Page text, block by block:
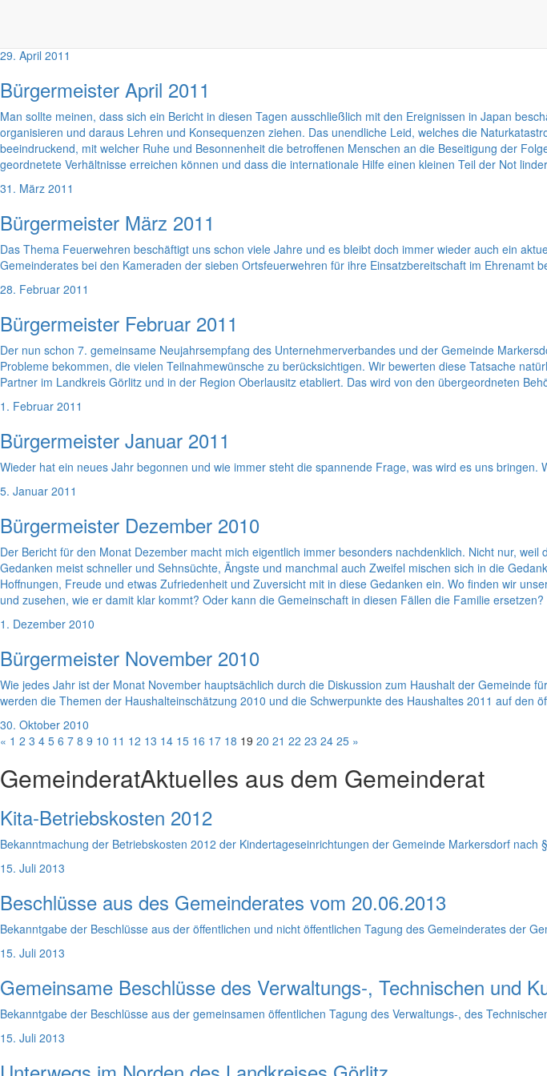
Strategische Überlegungen zur Entwicklung der Großgemeinde Markersdorf in den nächsten 10 bis 15
rückt. Vor der Gemeinde steht die schwierige Aufgabe, auf Basis eigener klarer Analysen und unter
29. April 2011
Bürgermeister April 2011
Man sollte meinen, dass sich ein Bericht in diesen Tagen ausschließlich mit den Ereignissen in Japan
organisieren und daraus Lehren und Konsequenzen ziehen. Das unendliche Leid, welches die
beeindruckend, mit welcher Ruhe und Besonnenheit die betroffenen Menschen an die Beseitigung der
geordnetete Verhältnisse erreichen können und dass die internationale Hilfe einen kleinen Teil der Not
31. März 2011
Bürgermeister März 2011
Das Thema Feuerwehren beschäftigt uns schon viele Jahre und es bleibt doch immer wieder auch ein
Gemeinderates bei den Kameraden der sieben Ortsfeuerwehren für ihre Einsatzbereitschaft im Ehrenamt
28. Februar 2011
Bürgermeister Februar 2011
Der nun schon 7. gemeinsame Neujahrsempfang des Unternehmerverbandes und der Gemeinde
Probleme bekommen, die vielen Teilnahmewünsche zu berücksichtigen. Wir bewerten diese Tatsache
Partner im Landkreis Görlitz und in der Region Oberlausitz etabliert. Das wird von den übergeordneten
1. Februar 2011
Bürgermeister Januar 2011
Wieder hat ein neues Jahr begonnen und wie immer steht die spannende Frage, was wird es uns
5. Januar 2011
Bürgermeister Dezember 2010
Der Bericht für den Monat Dezember macht mich eigentlich immer besonders nachdenklich. Nicht nur,
Gedanken meist schneller und Sehnsüchte, Ängste und manchmal auch Zweifel mischen sich in die
Hoffnungen, Freude und etwas Zufriedenheit und Zuversicht mit in diese Gedanken ein. Wo finden wir
und zusehen, wie er damit klar kommt? Oder kann die Gemeinschaft in diesen Fällen die Familie ersetzen?
1. Dezember 2010
Bürgermeister November 2010
Wie jedes Jahr ist der Monat November hauptsächlich durch die Diskussion zum Haushalt der Gemeinde
werden die Themen der Haushalteinschätzung 2010 und die Schwerpunkte des Haushaltes 2011 auf den
30. Oktober 2010
« 1 2 3 4 5 6 7 8 9 10 11 12 13 14 15 16 17 18 19 20 21 22 23 24 25 »
GemeinderatAktuelles aus dem Gemeinderat
Kita-Betriebskosten 2012
Bekanntmachung der Betriebskosten 2012 der Kindertageseinrichtungen der Gemeinde Markersdorf nach
15. Juli 2013
Beschlüsse aus des Gemeinderates vom 20.06.2013
Bekanntgabe der Beschlüsse aus der öffentlichen und nicht öffentlichen Tagung des Gemeinderates der
15. Juli 2013
Gemeinsame Beschlüsse des Verwaltungs-, Technischen und
Bekanntgabe der Beschlüsse aus der gemeinsamen öffentlichen Tagung des Verwaltungs-, des
15. Juli 2013